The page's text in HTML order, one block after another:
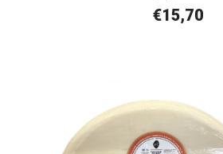
€15,70